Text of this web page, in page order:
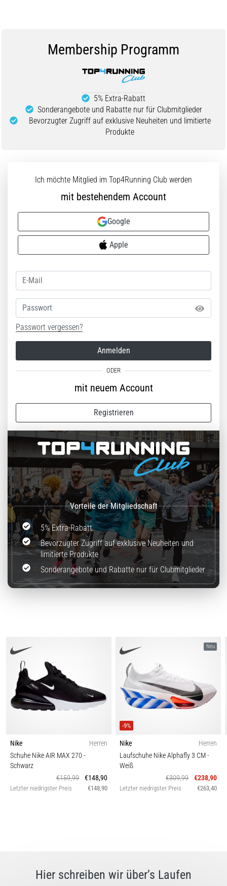
Membership Programm
5% Extra-Rabatt
Sonderangebote und Rabatte nur für Clubmitglieder
Bevorzugter Zugriff auf exklusive Neuheiten und limitierte
Produkte
Ich möchte Mitglied im Top4Running Club werden
mit bestehendem Account
Google
Apple
Passwort
Passwort vergessen?
Anmelden
mit neuem Account
Registrieren
5% Extra-Rabatt
Bevorzugter Zugriff auf exklusive Neuheiten und
limitierte Produkte
Sonderangebote und Rabatte nur für Clubmitglieder
Nike
Herren
Schuhe Nike AIR MAX 270 -
Schwarz
€159,99
€148,90
Letzter niedrigster Preis €148,90
Neu
-9%
Nike
Herren
Laufschuhe Nike Alphafly 3 CM-
Weiß
€309,99
€238,90
Letzter niedrigster Preis €263,40
Hier schreiben wir über’s Laufen